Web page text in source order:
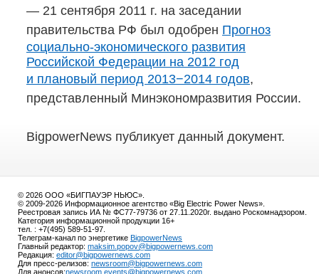
— 21 сентября 2011 г. на заседании
правительства РФ был одобрен Прогноз
социально-экономического развития
Российской Федерации на 2012 год
и плановый период 2013−2014 годов,
представленный Минэкономразвития России.
BigpowerNews публикует данный документ.
© 2026 ООО «БИГПАУЭР НЬЮС».
© 2009-2026 Информационное агентство «Big Electric Power News».
Реестровая запись ИА № ФС77-79736 от 27.11.2020г. выдано Роскомнадзором.
Категория информационной продукции 16+
тел. : +7(495) 589-51-97.
Телеграм-канал по энергетике BigpowerNews
Главный редактор: maksim.popov@bigpowernews.com
Редакция: editor@bigpowernews.com
Для пресс-релизов: newsroom@bigpowernews.com
Для анонсов:newsroom.events@bigpowernews.com